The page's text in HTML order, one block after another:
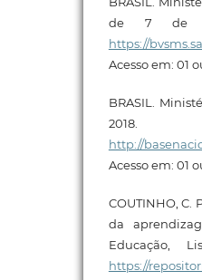
de 7 de
https://
Acesso em: 01
BRASIL.
http://
Acesso em: 01
COUTINHO, C.
da
Educação,
https://